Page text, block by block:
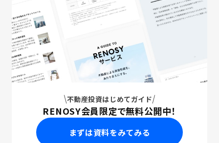
不動産投資はじめてガイド
RENOSY会員限定で無料公開中！
まずは資料をみてみる